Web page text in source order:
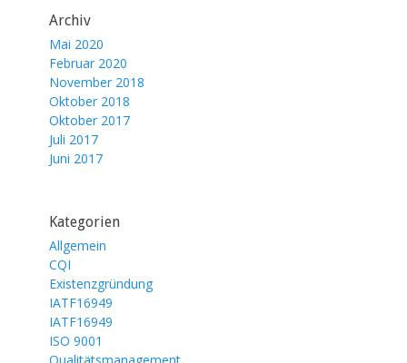
Archiv
Mai 2020
Februar 2020
November 2018
Oktober 2018
Oktober 2017
Juli 2017
Juni 2017
Kategorien
Allgemein
CQI
Existenzgründung
IATF16949
IATF16949
ISO 9001
Qualitätsmanagement